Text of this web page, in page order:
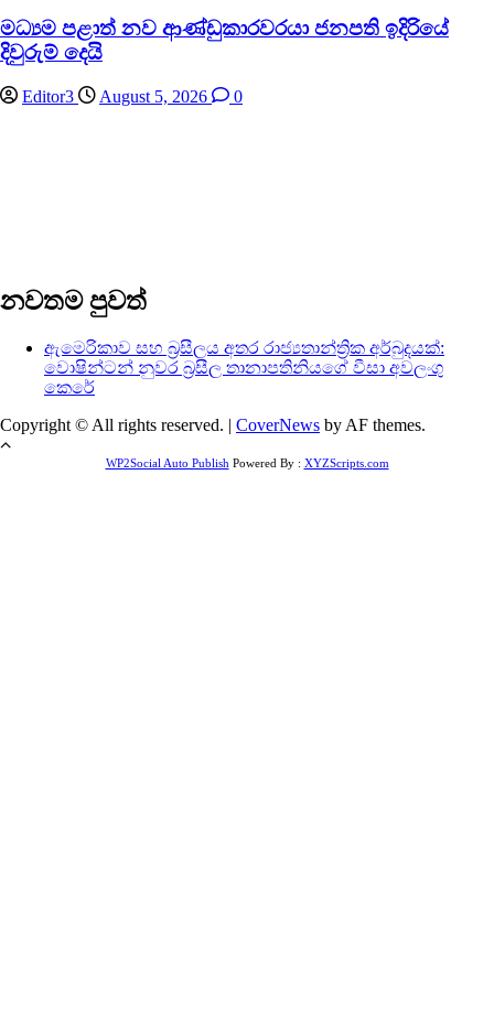
මධ්‍යම පළාත් නව ආණ්ඩුකාරවරයා ජනපති ඉදිරියේ
දිවුරුම් දෙයි
Editor3 August 5, 2026 0
නවතම පුවත්
ඇමෙරිකාව සහ බ්‍රසීලය අතර රාජ්‍යතාන්ත්‍රික අර්බුදයක්:
වොෂින්ටන් නුවර බ්‍රසීල තානාපතිනියගේ වීසා අවලංගු
කෙරේ
Copyright © All rights reserved. | CoverNews by AF themes.
WP2Social Auto Publish Powered By : XYZScripts.com